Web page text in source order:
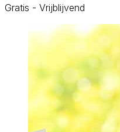
Gratis - Vrijblijvend